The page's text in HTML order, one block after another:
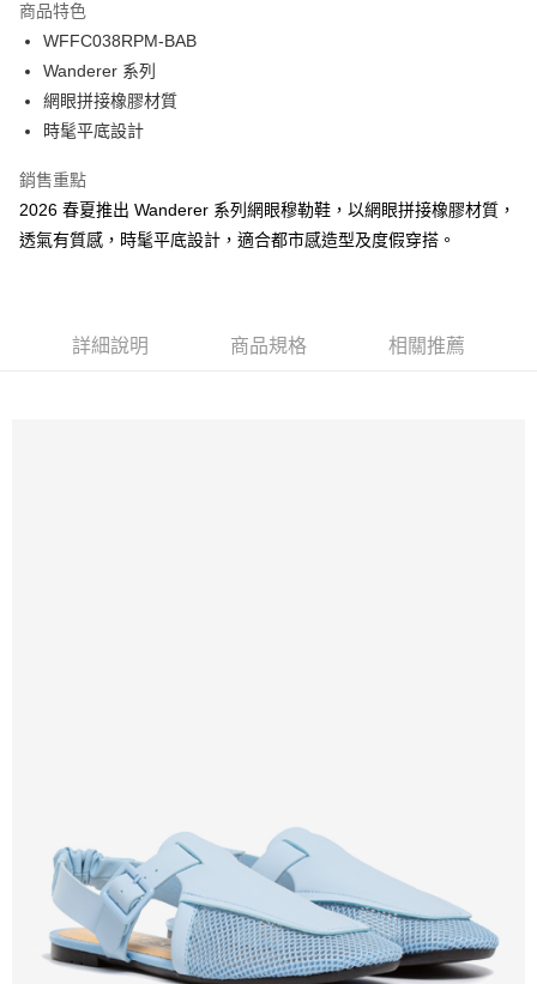
Google Pay
貨到付款
運送方式
付款後全家取貨
免運費
付款後萊爾富取貨
商品特色
WFFC038RPM-BAB
Wanderer 系列
網眼拼接橡膠材質
時髦平底設計
銷售重點
2026 春夏推出 Wanderer 系列網眼穆勒鞋，以網眼拼接橡膠材質，
透氣有質感，時髦平底設計，適合都市感造型及度假穿搭。
詳細說明 商品規格 相關推薦